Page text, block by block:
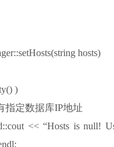
hosts)
)
定数据库IP地址
is null! Used